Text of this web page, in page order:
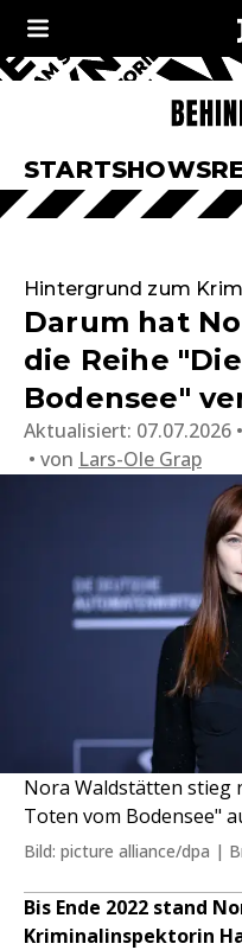
STARTSHOWS
Hintergrund zum
Darum hat
die Reihe
Bodensee"
Aktualisiert: 07.07.2026
von Lars-Ole Grap
Nora Waldstätten stieg
Toten vom Bodensee"
Bild: picture alliance/dpa |
Bis Ende 2022 stand
Kriminalinspektorin